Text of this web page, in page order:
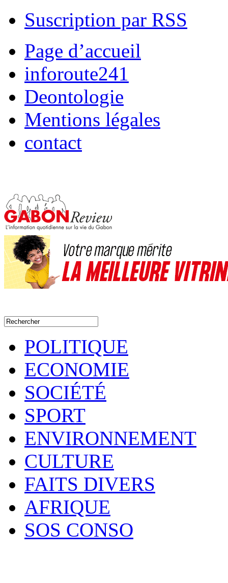
Suscription par RSS
Page d’accueil
inforoute241
Deontologie
Mentions légales
contact
POLITIQUE
ECONOMIE
SOCIÉTÉ
SPORT
ENVIRONNEMENT
CULTURE
FAITS DIVERS
AFRIQUE
SOS CONSO